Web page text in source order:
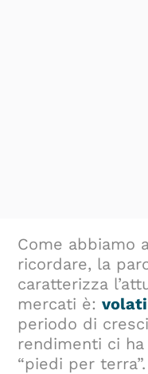
Come abbiamo
ricordare, la
caratterizza
mercati è:
periodo di
rendimenti ci
“piedi per terra”.